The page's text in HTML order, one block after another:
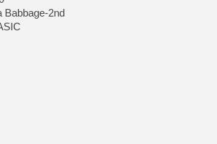
[GK] La PlayStation 1 en
[GK] Dawn of War 4 : les
[GK] CloverPit : l'héritier
[GK] Stellar Blade : Blood
[GK] Palworld Online est
[GK] Wuchang 2 : le
[GK] Minecraft et ses «
Babbage-2nd